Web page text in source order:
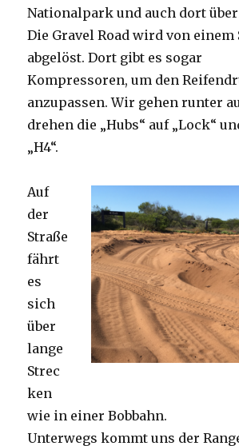
Nationalpark und auch dort
Die Gravel Road wird von einem
abgelöst. Dort gibt es sogar
Kompressoren, um den
anzupassen. Wir gehen runter
drehen die „Hubs“ auf „Lock“
„H4“.
Auf
der
Straße
fährt
es
sich
über
lange
Strec
ken
wie in einer Bobbahn.
Unterwegs kommt uns der